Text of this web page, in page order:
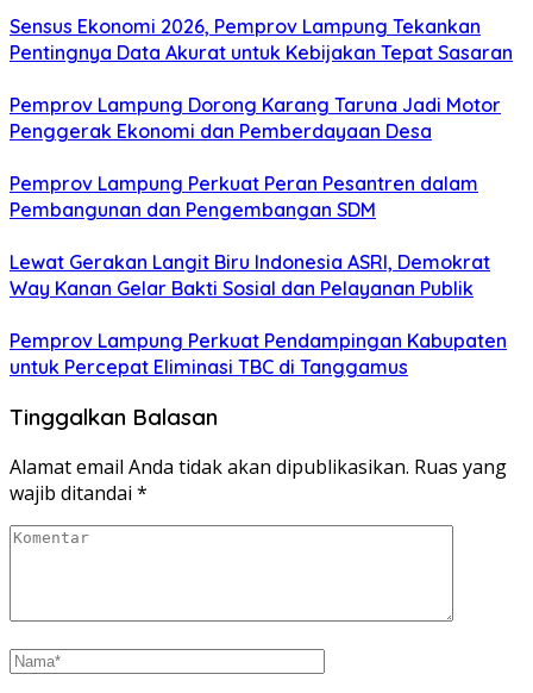
Sensus Ekonomi 2026, Pemprov Lampung Tekankan
Pentingnya Data Akurat untuk Kebijakan Tepat Sasaran
Pemprov Lampung Dorong Karang Taruna Jadi Motor
Penggerak Ekonomi dan Pemberdayaan Desa
Pemprov Lampung Perkuat Peran Pesantren dalam
Pembangunan dan Pengembangan SDM
Lewat Gerakan Langit Biru Indonesia ASRI, Demokrat
Way Kanan Gelar Bakti Sosial dan Pelayanan Publik
Pemprov Lampung Perkuat Pendampingan Kabupaten
untuk Percepat Eliminasi TBC di Tanggamus
Tinggalkan Balasan
Alamat email Anda tidak akan dipublikasikan. Ruas yang
wajib ditandai *